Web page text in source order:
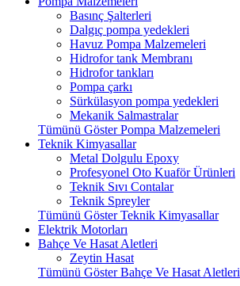
Basınç Şalterleri
Dalgıç pompa yedekleri
Havuz Pompa Malzemeleri
Hidrofor tank Membranı
Hidrofor tankları
Pompa çarkı
Sürkülasyon pompa yedekleri
Mekanik Salmastralar
Tümünü Göster Pompa Malzemeleri
Teknik Kimyasallar
Metal Dolgulu Epoxy
Profesyonel Oto Kuaför Ürünleri
Teknik Sıvı Contalar
Teknik Spreyler
Tümünü Göster Teknik Kimyasallar
Elektrik Motorları
Bahçe Ve Hasat Aletleri
Zeytin Hasat
Tümünü Göster Bahçe Ve Hasat Aletleri